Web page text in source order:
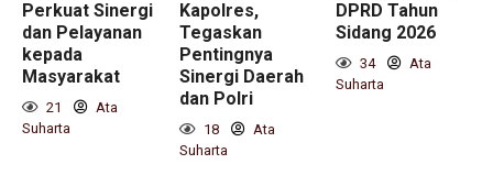
Perkuat Sinergi
dan Pelayanan
kepada
Masyarakat
21
Ata
Suharta
Kapolres,
Tegaskan
Pentingnya
Sinergi Daerah
dan Polri
18
Ata
Suharta
DPRD Tahun
Sidang 2026
34
Ata
Suharta